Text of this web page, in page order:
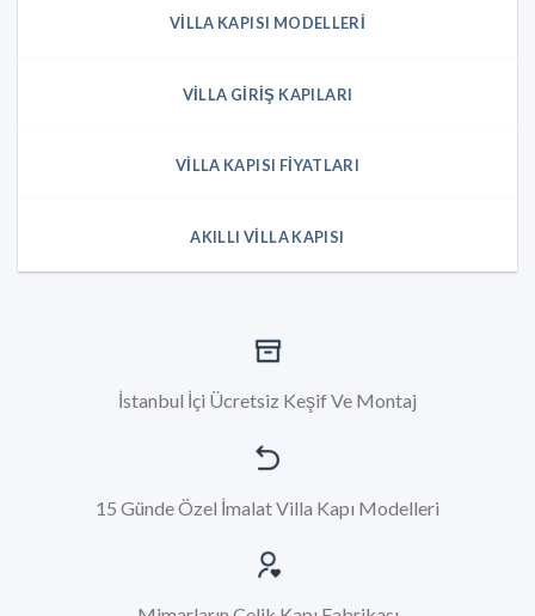
VILLA KAPISI MODELLERI
VILLA GIRIŞ KAPILARI
VILLA KAPISI FIYATLARI
AKILLI VILLA KAPISI
İstanbul İçi Ücretsiz Keşif Ve Montaj
15 Günde Özel İmalat Villa Kapı Modelleri